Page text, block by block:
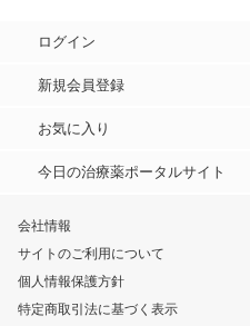
ログイン
新規会員登録
お気に入り
今日の治療薬ポータルサイト
会社情報
サイトのご利用について
個人情報保護方針
特定商取引法に基づく表示